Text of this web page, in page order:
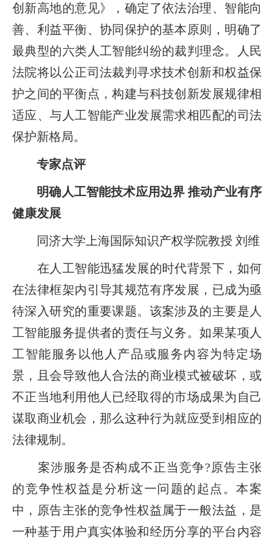
创新高地的意见》，确定了依法治理、智能向
善、利益平衡、协同保护的基本原则，明确了
最典型的六类人工智能纠纷的裁判理念。人民
法院将以公正司法裁判寻求技术创新和权益保
护之间的平衡点，构建与科技创新发展规律相
适应、与人工智能产业发展需求相匹配的司法
保护新格局。
专家点评
明确人工智能技术应用边界 推动产业有序
健康发展
同济大学上海国际知识产权学院教授 刘维
在人工智能迅猛发展的时代背景下，如何
在法律框架内引导其规范有序发展，已成为亟
待深入研究的重要课题。该案涉及的主要是人
工智能服务提供者的责任与义务。如果某项人
工智能服务以他人产品或服务内容为特定场
景，且会导致他人合法的商业模式被破坏，或
不正当地利用他人已经取得的市场成果为自己
谋取商业机会，那么这种行为就应受到相应的
法律规制。
案涉服务是否构成不正当竞争?原告主张
的竞争性权益是分析这一问题的起点。本案
中，原告主张的竞争性权益属于一般法益，是
一种基于用户真实体验和经历分享的平台内容